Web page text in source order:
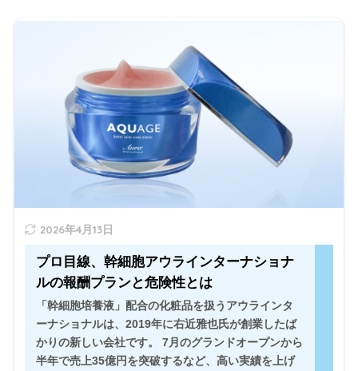
ショナルは、2019年に右近雅也氏が創業したばかりの新
しい会社です。 7月のグランドオープンから半年で売上
35億円を突破するなど、高い実績を上げています。 それ
ほど人気の ...
" width="520" height="300" />
2026年4月13日
プロ目線、幹細胞アウラインターナショナ
ルの報酬プランと危険性とは
「幹細胞培養液」配合の化粧品を扱うアウラインタ
ーナショナルは、2019年に右近雅也氏が創業したば
かりの新しい会社です。 7月のグランドオープンから
半年で売上35億円を突破するなど、高い実績を上げ